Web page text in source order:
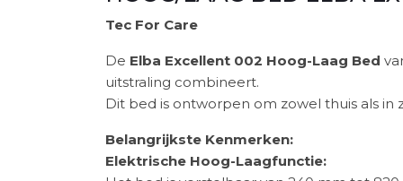
Tec For Care
De Elba Excellent 002 Hoog-Laag Bed
uitstraling combineert.
Dit bed is ontworpen om zowel thuis als
Belangrijkste Kenmerken:
Elektrische Hoog-Laagfunctie: